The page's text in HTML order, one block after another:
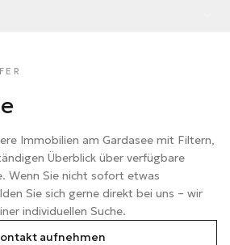
Immobilien am Gardasee mit Filtern,
Überblick über verfügbare
Wenn Sie nicht sofort etwas
Sie sich gerne direkt bei uns – wir
individuellen Suche.
aufnehmen